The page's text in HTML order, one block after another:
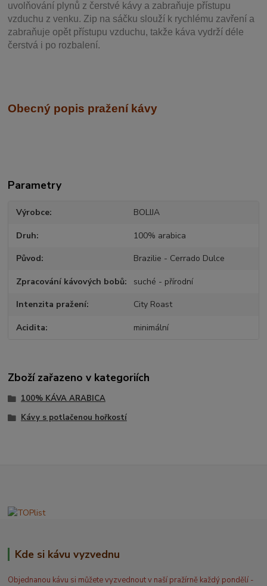
uvolňování plynů z čerstvé kávy a zabraňuje přístupu
vzduchu z venku. Zip na sáčku slouží k rychlému zavření a
zabraňuje opět přístupu vzduchu, takže káva vydrží déle
čerstvá i po rozbalení.
Obecný popis pražení kávy
Parametry
Výrobce BOLIJA
Druh 100% arabica
Původ Brazilie - Cerrado Dulce
Zpracování kávových bobů suché - přírodní
Intenzita pražení City Roast
Acidita minimální
Zboží zařazeno v kategoriích
100% KÁVA ARABICA
Kávy s potlačenou hořkostí
Kde si kávu vyzvednu
Objednanou kávu si můžete vyzvednout v naší pražírně každý pondělí -